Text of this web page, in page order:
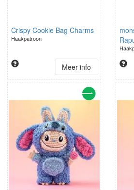
Crispy Cookie Bag Charms
Haakpatroon
Meer info